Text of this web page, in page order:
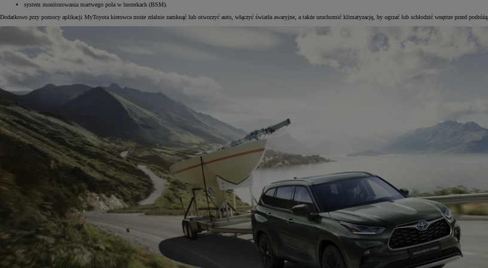
system monitorowania martwego pola w lusterkach (BSM).
Dodatkowo przy pomocy aplikacji MyToyota kierowca może zdalnie zamknąć lub otworzyć auto, włączyć światła awaryjne, a także uruchomić klimatyzację, by ogrzać lub schłodzić wnętrze przed podróżą.